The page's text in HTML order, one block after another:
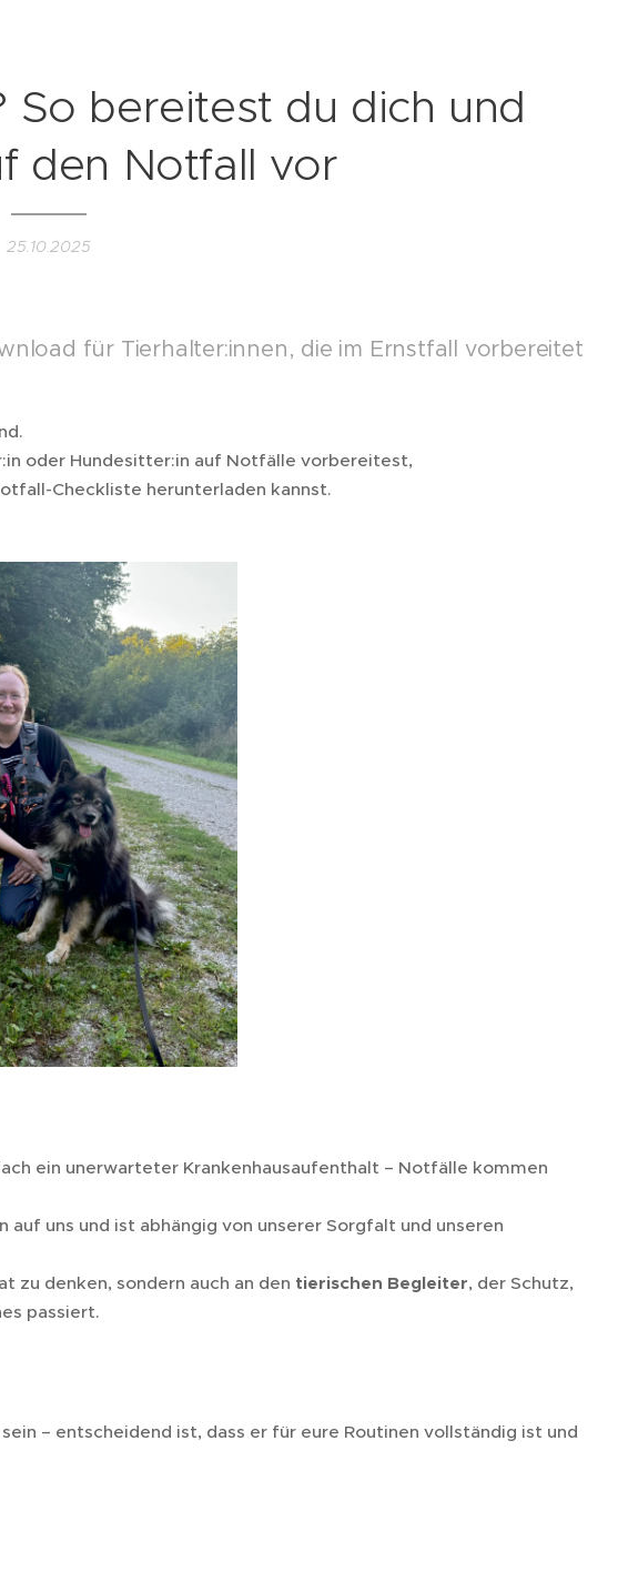
So bereitest du dich und
den Notfall vor
25.10.2025
für Tierhalter:innen, die im Ernstfall vorbereitet
oder Hundesitter:in auf Notfälle vorbereitest,
Checkliste herunterladen kannst.
ein unerwarteter Krankenhausaufenthalt – Notfälle kommen
uns und ist abhängig von unserer Sorgfalt und unseren
zu denken, sondern auch an den tierischen Begleiter, der Schutz,
passiert.
– entscheidend ist, dass er für eure Routinen vollständig ist und